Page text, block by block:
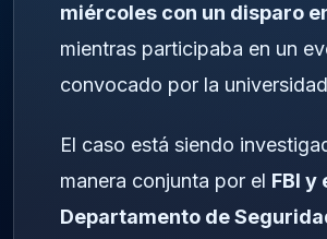
miércoles con un disparo
mientras participaba en un
convocado por la
El caso está siendo
manera conjunta por el FBI y
Departamento de